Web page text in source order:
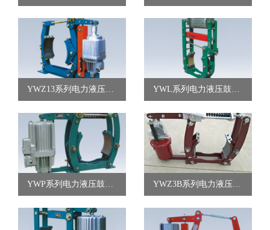
YWZ13系列电力液压鼓式制动器 YWL系列电力液压鼓式制动器
YWP系列电力液压鼓式制动器 YWZ3B系列电力液压鼓式制动器